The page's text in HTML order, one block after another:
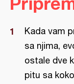
Kada vam
sa njima,
ostale dve
pitu sa